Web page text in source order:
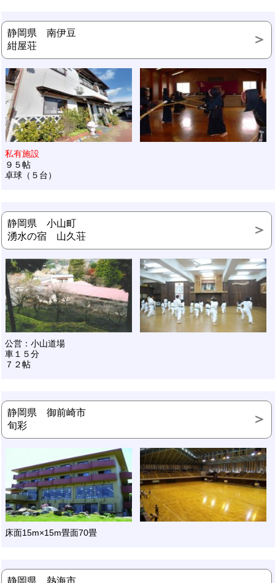
静岡県 南伊豆
紺屋荘
私有施設
９５帖
卓球（５台）
静岡県 小山町
湧水の宿 山久荘
公営：小山道場
車１５分
７２帖
静岡県 御前崎市
旬彩
床面15m×15m畳面70畳
静岡県 熱海市